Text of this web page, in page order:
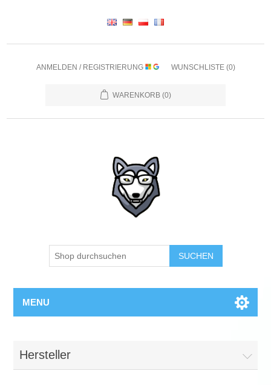
ANMELDEN / REGISTRIERUNG WUNSCHLISTE (0)
WARENKORB (0)
SUCHEN
MENU
Hersteller